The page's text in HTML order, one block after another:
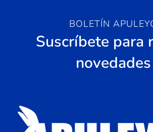
BOLETÍN
Suscríbete para
novedades